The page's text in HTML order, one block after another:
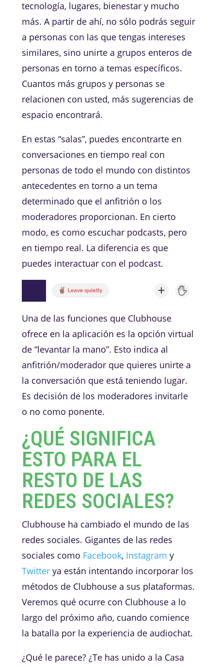
tecnología, lugares, bienestar y mucho
más. A partir de ahí, no sólo podrás seguir
a personas con las que tengas intereses
similares, sino unirte a grupos enteros de
personas en torno a temas específicos.
Cuantos más grupos y personas se
relacionen con usted, más sugerencias de
espacio encontrará.
En estas “salas”, puedes encontrarte en
conversaciones en tiempo real con
personas de todo el mundo con distintos
antecedentes en torno a un tema
determinado que el anfitrión o los
moderadores proporcionan. En cierto
modo, es como escuchar podcasts, pero
en tiempo real. La diferencia es que
puedes interactuar con el podcast.
Una de las funciones que Clubhouse
ofrece en la aplicación es la opción virtual
de “levantar la mano”. Esto indica al
anfitrión/moderador que quieres unirte a
la conversación que está teniendo lugar.
Es decisión de los moderadores invitarle
o no como ponente.
¿QUÉ SIGNIFICA
ESTO PARA EL
RESTO DE LAS
REDES SOCIALES?
Clubhouse ha cambiado el mundo de las
redes sociales. Gigantes de las redes
sociales como Facebook, Instagram y
Twitterya están intentando incorporar los
métodos de Clubhouse a sus plataformas.
Veremos qué ocurre con Clubhouse a lo
largo del próximo año, cuando comience
la batalla por la experiencia de audiochat.
¿Qué le parece? ¿Te has unido a la Casa